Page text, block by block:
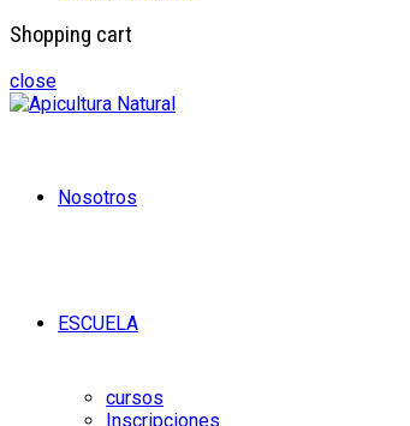
Shopping cart
close
Nosotros
ESCUELA
cursos
Inscripciones